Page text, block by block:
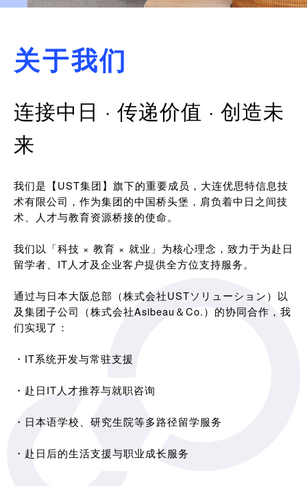
关于我们
连接中日 · 传递价值 · 创造未
来
我们是【UST集团】旗下的重要成员，大连优思特信息技
术有限公司，作为集团的中国桥头堡，肩负着中日之间技
术、人才与教育资源桥接的使命。
我们以「科技 × 教育 × 就业」为核心理念，致力于为赴日
留学者、IT人才及企业客户提供全方位支持服务。
通过与日本大阪总部（株式会社USTソリューション）以
及集团子公司（株式会社Asibeau＆Co.）的协同合作，我
们实现了：
・IT系统开发与常驻支援
・赴日IT人才推荐与就职咨询
・日本语学校、研究生院等多路径留学服务
・赴日后的生活支援与职业成长服务